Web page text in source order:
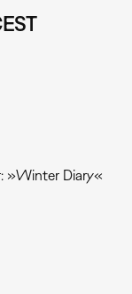
»Winter Diary«